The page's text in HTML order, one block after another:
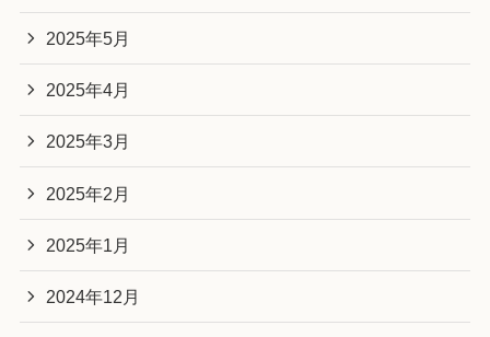
2025年5月
2025年4月
2025年3月
2025年2月
2025年1月
2024年12月